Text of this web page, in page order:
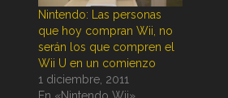
Nintendo: Las personas
que hoy compran Wii, no
serán los que compren el
Wii U en un comienzo
1 diciembre, 2011
En «Nintendo Wii»